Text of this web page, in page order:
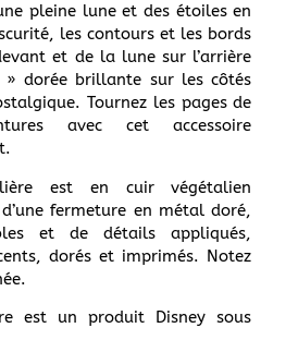
pleine lune et des étoiles en
les contours et les bords
et de la lune sur l’arrière
dorée brillante sur les côtés
Tournez les pages de
avec cet accessoire
est en cuir végétalien
fermeture en métal doré,
et de détails appliqués,
dorés et imprimés. Notez
est un produit Disney sous